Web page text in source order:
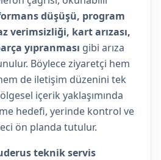
düşüşü, program
verimsizliği, kart arızası,
yıpranması gibi arıza
Böylece ziyaretçi hem
de iletişim düzenini tek
içerik yaklaşımında
hedefi, yerinde kontrol ve
ön planda tutulur.
teknik servis